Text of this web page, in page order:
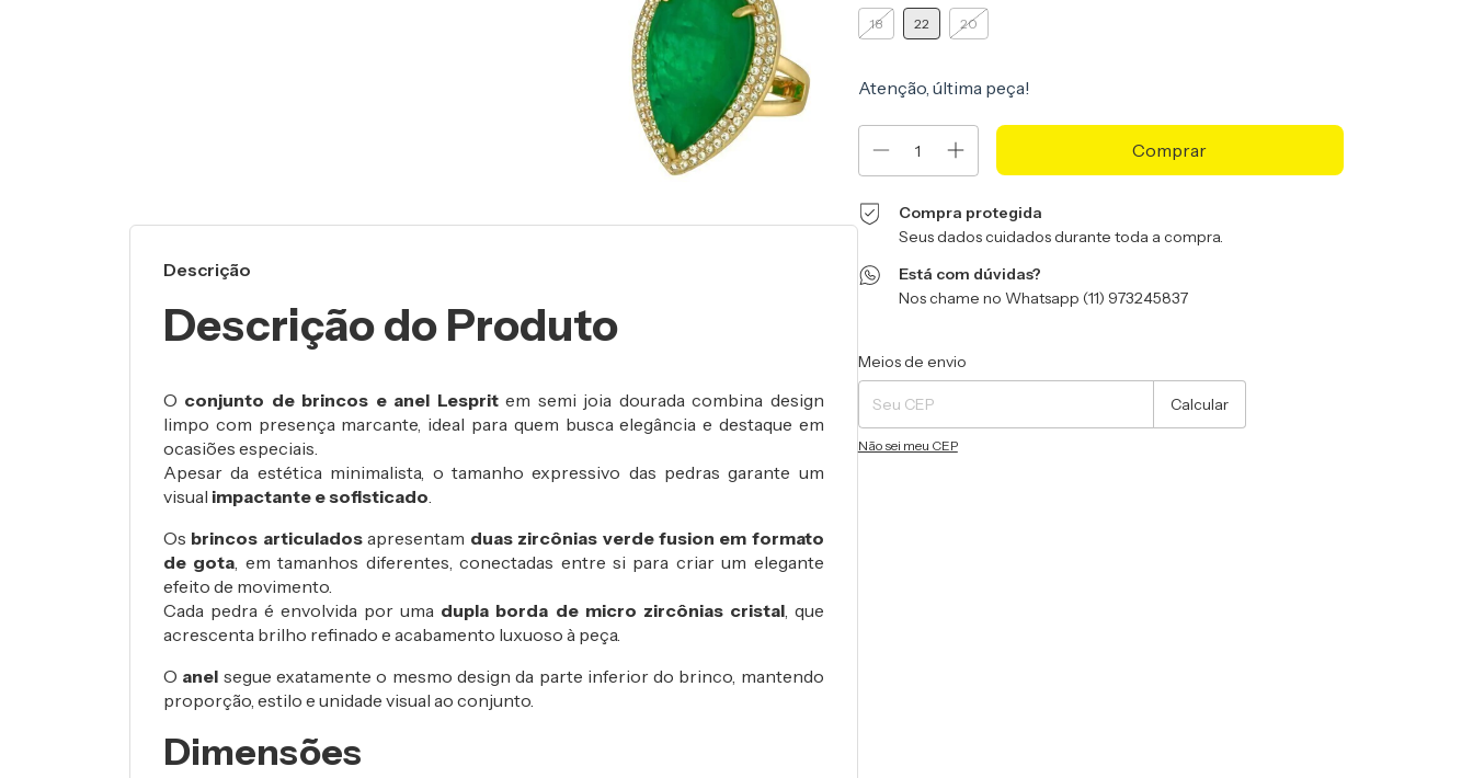
Descrição
Descrição do Produto
O conjunto de brincos e anel Lespritem semi joia dourada combina design
limpo com presença marcante, ideal para quem busca elegância e destaque em
ocasiões especiais.
Apesar da estética minimalista, o tamanho expressivo das pedras garante um
visual impactante e sofisticado.
Os brincos articuladosapresentam duas zircônias verde fusion em formato
de gota, em tamanhos diferentes, conectadas entre si para criar um elegante
efeito de movimento.
Cada pedra é envolvida por uma dupla borda de micro zircônias cristal, que
acrescenta brilho refinado e acabamento luxuoso à peça.
O anel segue exatamente o mesmo design da parte inferior do brinco, mantendo
proporção, estilo e unidade visual ao conjunto.
Dimensões
18 22 20
Atenção, última peça!
Compra protegida
Seus dados cuidados durante toda a compra.
Está com dúvidas?
Nos chame no Whatsapp (11) 973245837
Entregas para o CEP:
Meios de envio
Calcular
Não sei meu CEP